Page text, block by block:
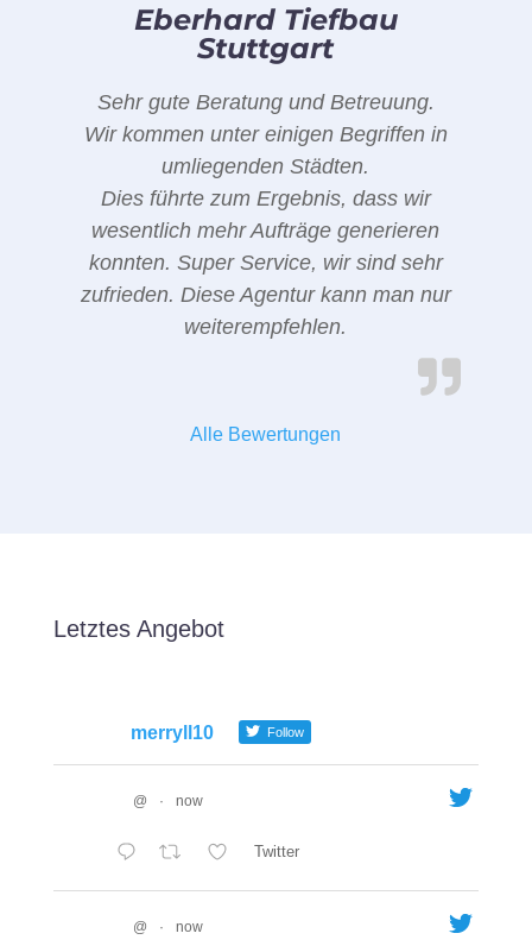
Eberhard Tiefbau
Stuttgart
Sehr gute Beratung und Betreuung.
Wir kommen unter einigen Begriffen in
umliegenden Städten.
Dies führte zum Ergebnis, dass wir
wesentlich mehr Aufträge generieren
konnten. Super Service, wir sind sehr
zufrieden. Diese Agentur kann man nur
weiterempfehlen.
Alle Bewertungen
Letztes Angebot
merryll10 Follow
@ · now
Twitter
@ · now